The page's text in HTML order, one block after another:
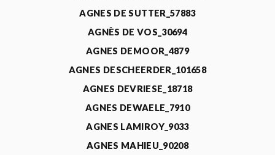
AGNES DE SUTTER_57883
AGNÈS DE VOS_30694
AGNES DEMOOR_4879
AGNES DESCHEERDER_101658
AGNES DEVRIESE_18718
AGNES DEWAELE_7910
AGNES LAMIROY_9033
AGNES MAHIEU_90208